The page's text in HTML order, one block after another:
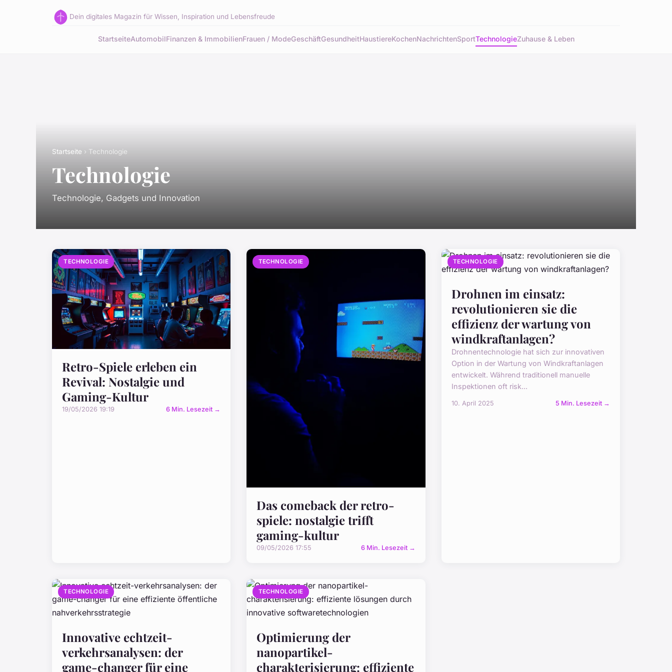
Dein digitales Magazin für Wissen, Inspiration und Lebensfreude
StartseiteAutomobilFinanzen & ImmobilienFrauen / ModeGeschäftGesundheitHaustiereKochenNachrichtenSportTechnologieZuhause & Leben
Startseite › Technologie
Technologie
Technologie, Gadgets und Innovation
TECHNOLOGIE
Retro-Spiele erleben ein
Revival: Nostalgie und
Gaming-Kultur
19/05/2026 19:19 6 Min. Lesezeit →
TECHNOLOGIE
Das comeback der retro-
spiele: nostalgie trifft
gaming-kultur
09/05/2026 17:55 6 Min. Lesezeit →
TECHNOLOGIE
Drohnen im einsatz:
revolutionieren sie die
effizienz der wartung von
windkraftanlagen?
Drohnentechnologie hat sich zur innovativen
Option in der Wartung von Windkraftanlagen
entwickelt. Während traditionell manuelle
Inspektionen oft risk...
10. April 2025 5 Min. Lesezeit →
TECHNOLOGIE
Innovative echtzeit-
verkehrsanalysen: der
game-changer für eine
TECHNOLOGIE
Optimierung der
nanopartikel-
charakterisierung: effiziente